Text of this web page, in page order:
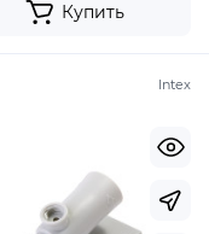
Купить
Intex